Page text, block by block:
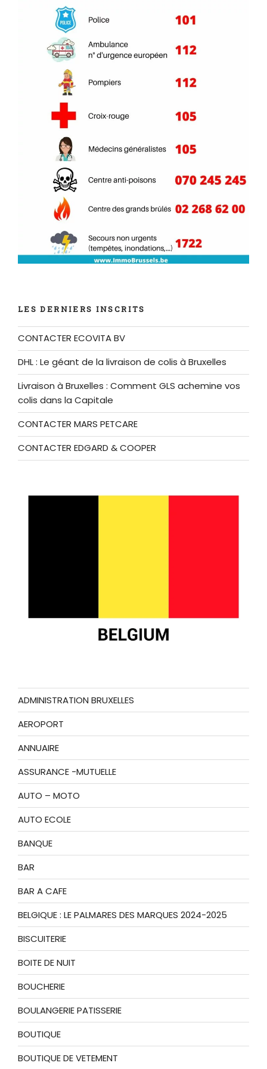
LES DERNIERS INSCRITS
CONTACTER ECOVITA BV
DHL : Le géant de la livraison de colis à Bruxelles
Livraison à Bruxelles : Comment GLS achemine vos
colis dans la Capitale
CONTACTER MARS PETCARE
CONTACTER EDGARD & COOPER
ADMINISTRATION BRUXELLES
AEROPORT
ANNUAIRE
ASSURANCE -MUTUELLE
AUTO – MOTO
AUTO ECOLE
BANQUE
BAR
BAR A CAFE
BELGIQUE : LE PALMARES DES MARQUES 2024-2025
BISCUITERIE
BOITE DE NUIT
BOUCHERIE
BOULANGERIE PATISSERIE
BOUTIQUE
BOUTIQUE DE VETEMENT